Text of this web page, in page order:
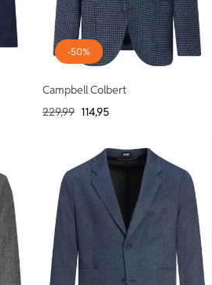
-50%
Campbell Colbert
229,99 114,95